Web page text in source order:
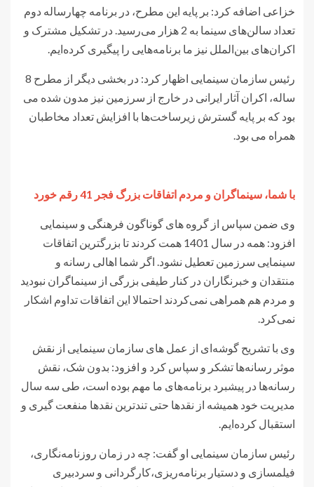
خزاعی اضافه کرد: بر پایه این مطرح، در برنامه چهارساله دوم
تعداد سالن‌های سینما به 2 هزار می‌رسید. در تشکیل مشترک و
اکران‌های بین‌الملل نیز ما برنامه‌هایی را پیگیری کرده‌ایم.
رئیس سازمان سینمایی اظهار کرد: در بخشی دیگر از مطرح 8
ساله، اکران‌ آثار ایرانی در خارج از سرزمین نیز مدون شده می
بود که بر پایه گسترش زیرساخت‌ها با افزایش تعداد مخاطبان
همراه می بود.
با شما، سینماگران و مردم اتفاقات بزرگ فجر 41 رقم خورد
وی ضمن سپاس از گروه های گوناگون فرهنگی و سینمایی
افزود: همه در سال 1401 همت کردند تا بزرگترین اتفاقات
سینمایی سرزمین تعطیل نشود. اگر شما اهالی رسانه و
منتقدان و خبرنگاران در کنار طیفی بزرگی از سینماگران نبودید
و مردم هم همراهی نمی‌کردند احتمالا این اتفاقات تداوم اشکار
نمی‌کرد.
وی با تشریح گوشه‌ای از عمل های سازمان سینمایی از نقش
موثر رسانه‌ها تشکر و سپاس کرد و افزود: بدون شک، نقش
رسانه‌ها در پیشبرد برنامه‌های ما مهم بوده است، طی سه سال
مدیریت خود همیشه از نقدها حتی تندترین نقدها منفعت گیری و
استقبال کرده‌ایم.
رئیس سازمان سینمایی او گفت: چه در زمان روزنامه‌نگاری،
فیلمسازی و دستیار برنامه‌ریزی،کارگردانی و سردبیری